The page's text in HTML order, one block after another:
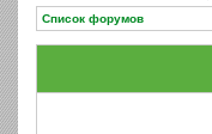
Список форумов